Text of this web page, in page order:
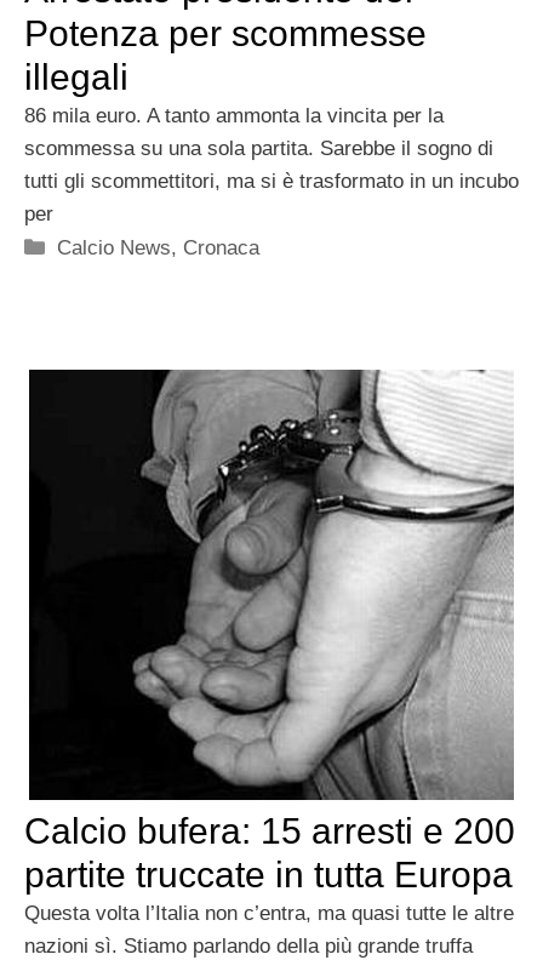
Potenza per scommesse
illegali
86 mila euro. A tanto ammonta la vincita per la
scommessa su una sola partita. Sarebbe il sogno di
tutti gli scommettitori, ma si è trasformato in un incubo
per
Categorie
Calcio News, Cronaca
Calcio bufera: 15 arresti e 200
partite truccate in tutta Europa
Questa volta l’Italia non c’entra, ma quasi tutte le altre
nazioni sì. Stiamo parlando della più grande truffa